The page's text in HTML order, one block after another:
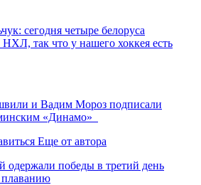
сегодня четыре белоруса
так что у нашего хоккея есть
и Вадим Мороз подписали
«Динамо»
Еще от автора
победы в третий день
плаванию